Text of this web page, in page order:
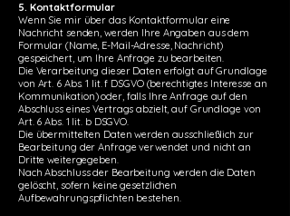
5. Kontaktformular
Wenn Sie mir über das Kontaktformular eine
Nachricht senden, werden Ihre Angaben aus dem
Formular (Name, E-Mail-Adresse, Nachricht)
gespeichert, um Ihre Anfrage zu bearbeiten.
Die Verarbeitung dieser Daten erfolgt auf Grundlage
von Art. 6 Abs. 1 lit. f DSGVO (berechtigtes Interesse an
Kommunikation) oder, falls Ihre Anfrage auf den
Abschluss eines Vertrags abzielt, auf Grundlage von
Art. 6 Abs. 1 lit. b DSGVO.
Die übermittelten Daten werden ausschließlich zur
Bearbeitung der Anfrage verwendet und nicht an
Dritte weitergegeben.
Nach Abschluss der Bearbeitung werden die Daten
gelöscht, sofern keine gesetzlichen
Aufbewahrungspflichten bestehen.